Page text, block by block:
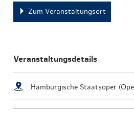
Zum Veranstaltungsort
Veranstaltungsdetails
Hamburgische Staatsoper